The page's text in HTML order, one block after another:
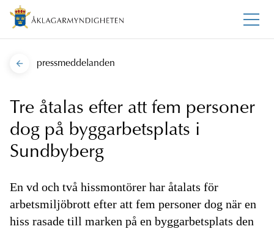
pressmeddelanden
Tre åtalas efter att fem personer
dog på byggarbetsplats i
Sundbyberg
En vd och två hissmontörer har åtalats för
arbetsmiljöbrott efter att fem personer dog när en
hiss rasade till marken på en byggarbetsplats den